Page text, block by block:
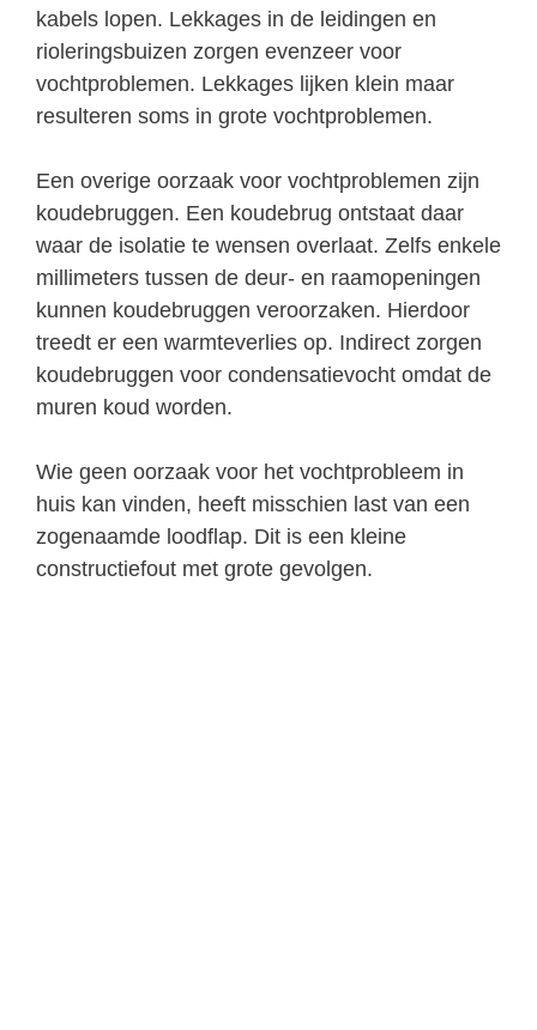
kabels lopen. Lekkages in de leidingen en
rioleringsbuizen zorgen evenzeer voor
vochtproblemen. Lekkages lijken klein maar
resulteren soms in grote vochtproblemen.
Een overige oorzaak voor vochtproblemen zijn
koudebruggen. Een koudebrug ontstaat daar
waar de isolatie te wensen overlaat. Zelfs enkele
millimeters tussen de deur- en raamopeningen
kunnen koudebruggen veroorzaken. Hierdoor
treedt er een warmteverlies op. Indirect zorgen
koudebruggen voor condensatievocht omdat de
muren koud worden.
Wie geen oorzaak voor het vochtprobleem in
huis kan vinden, heeft misschien last van een
zogenaamde loodflap. Dit is een kleine
constructiefout met grote gevolgen.